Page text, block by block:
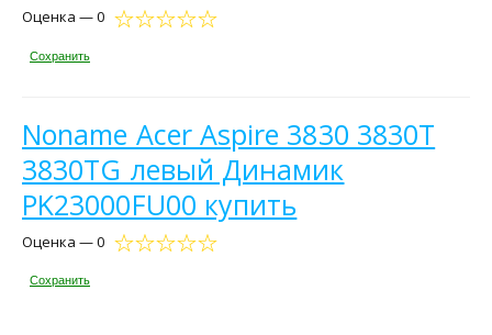
Оценка — 0
Сохранить
Noname Acer Aspire 3830 3830T
3830TG левый Динамик
PK23000FU00 купить
Оценка — 0
Сохранить